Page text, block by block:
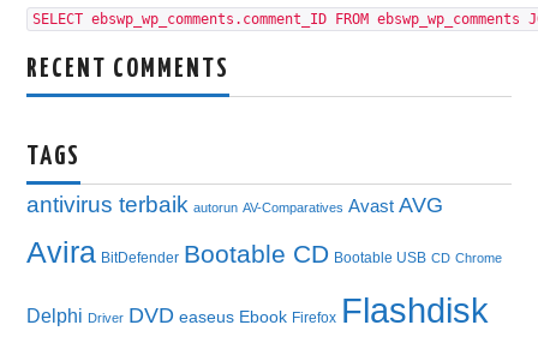
SELECT ebswp_wp_comments.comment_ID FROM
RECENT COMMENTS
TAGS
antivirus terbaik autorun AV-Comparatives Avast AVG
Avira BitDefender Bootable CD Bootable USB CD Chrome
Delphi Driver DVD easeus Ebook Firefox Flashdisk